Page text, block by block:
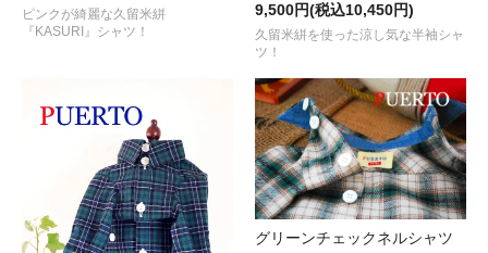
ピンクが綺麗な久留米絣
『KASURI』シャツ！
9,500円(税込10,450円)
久留米絣を使った涼し気な半袖シャ
ツ！
グリーンチェックネルシャツ